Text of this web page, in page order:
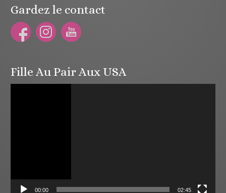
Gardez le contact
Fille Au Pair Aux USA
00:00 02:45